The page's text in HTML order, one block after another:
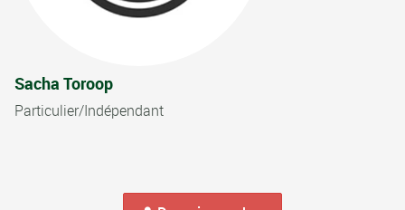
Sacha Toroop
Particulier/Indépendant